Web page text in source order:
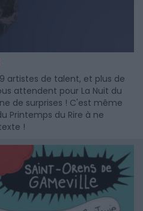
artistes de talent, et plus de
attendent pour La Nuit du
de surprises ! C'est même
Printemps du Rire à ne
!